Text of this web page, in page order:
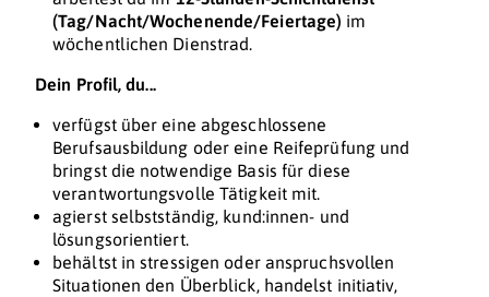
(Tag/Nacht/Wochenende/Feiertage) im
wöchentlichen Dienstrad.
Dein Profil, du...
verfügst über eine abgeschlossene
Berufsausbildung oder eine Reifeprüfung und
bringst die notwendige Basis für diese
verantwortungsvolle Tätigkeit mit.
agierst selbstständig, kund:innen- und
lösungsorientiert.
behältst in stressigen oder anspruchsvollen
Situationen den Überblick, handelst initiativ,